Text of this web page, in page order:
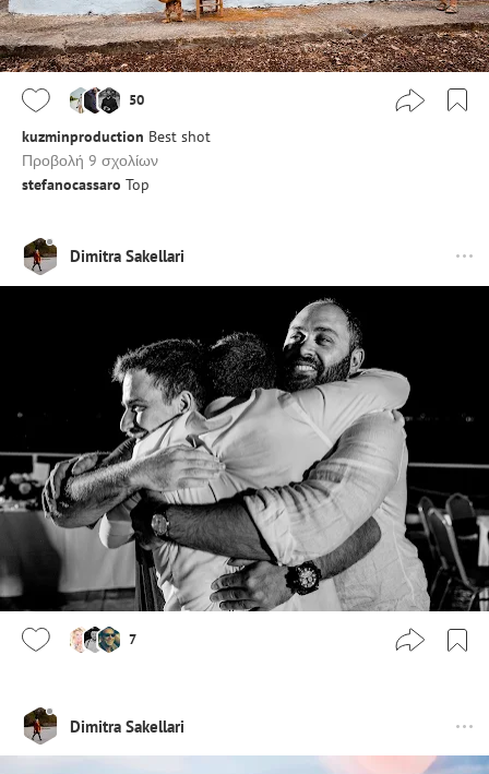
50
kuzminproduction Best shot
Προβολή 9 σχολίων
stefanocassaro Top
Dimitra Sakellari
7
Dimitra Sakellari